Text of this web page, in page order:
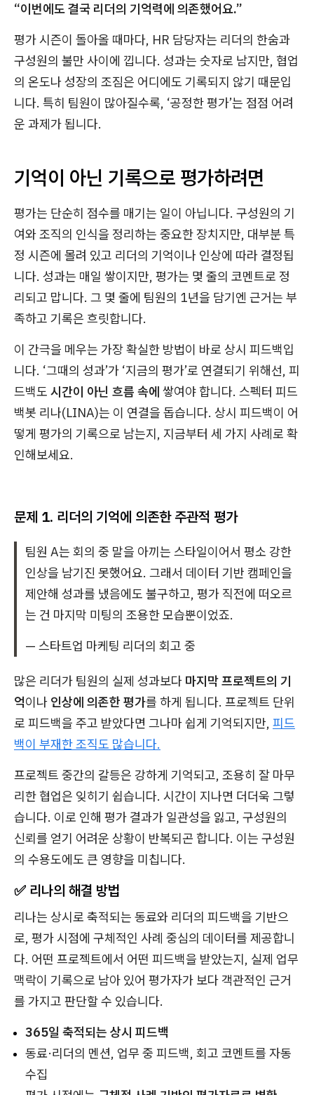
“이번에도 결국 리더의 기억력에 의존했어요.”
평가 시즌이 돌아올 때마다, HR 담당자는 리더의 한숨과
구성원의 불만 사이에 낍니다. 성과는 숫자로 남지만, 협업
의 온도나 성장의 조짐은 어디에도 기록되지 않기 때문입
니다. 특히 팀원이 많아질수록, ‘공정한 평가’는 점점 어려
운 과제가 됩니다.
기억이 아닌 기록으로 평가하려면
평가는 단순히 점수를 매기는 일이 아닙니다. 구성원의 기
여와 조직의 인식을 정리하는 중요한 장치지만, 대부분 특
정 시즌에 몰려 있고 리더의 기억이나 인상에 따라 결정됩
니다. 성과는 매일 쌓이지만, 평가는 몇 줄의 코멘트로 정
리되고 맙니다. 그 몇 줄에 팀원의 1년을 담기엔 근거는 부
족하고 기록은 흐릿합니다.
이 간극을 메우는 가장 확실한 방법이 바로 상시 피드백입
니다. ‘그때의 성과’가 ‘지금의 평가’로 연결되기 위해선, 피
드백도 시간이 아닌 흐름 속에 쌓여야 합니다. 스펙터 피드
백봇 리나(LINA)는 이 연결을 돕습니다. 상시 피드백이 어
떻게 평가의 기록으로 남는지, 지금부터 세 가지 사례로 확
인해보세요.
문제 1. 리더의 기억에 의존한 주관적 평가
팀원 A는 회의 중 말을 아끼는 스타일이어서 평소 강한
인상을 남기진 못했어요. 그래서 데이터 기반 캠페인을
제안해 성과를 냈음에도 불구하고, 평가 직전에 떠오르
는 건 마지막 미팅의 조용한 모습뿐이었죠.
— 스타트업 마케팅 리더의 회고 중
많은 리더가 팀원의 실제 성과보다 마지막 프로젝트의 기
억이나 인상에 의존한 평가를 하게 됩니다. 프로젝트 단위
로 피드백을 주고 받았다면 그나마 쉽게 기억되지만, 피드
백이 부재한 조직도 많습니다.
프로젝트 중간의 갈등은 강하게 기억되고, 조용히 잘 마무
리한 협업은 잊히기 쉽습니다. 시간이 지나면 더더욱 그렇
습니다. 이로 인해 평가 결과가 일관성을 잃고, 구성원의
신뢰를 얻기 어려운 상황이 반복되곤 합니다. 이는 구성원
의 수용도에도 큰 영향을 미칩니다.
✅ 리나의 해결 방법
리나는 상시로 축적되는 동료와 리더의 피드백을 기반으
로, 평가 시점에 구체적인 사례 중심의 데이터를 제공합니
다. 어떤 프로젝트에서 어떤 피드백을 받았는지, 실제 업무
맥락이 기록으로 남아 있어 평가자가 보다 객관적인 근거
를 가지고 판단할 수 있습니다.
365일 축적되는 상시 피드백
동료·리더의 멘션, 업무 중 피드백, 회고 코멘트를 자동
수집